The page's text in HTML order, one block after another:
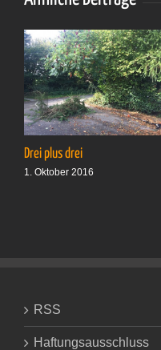
Drei plus drei
1. Oktober 2016
RSS
Haftungsausschluss